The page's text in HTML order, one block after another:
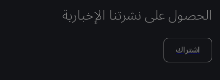
الحصول على نشرتنا الإخبارية
اشتراك